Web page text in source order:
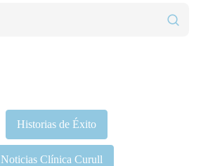
Historias de Éxito
Noticias Clínica Curull